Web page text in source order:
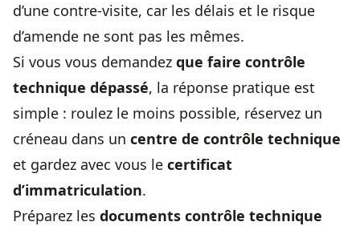
d’une contre-visite, car les délais et le risque
d’amende ne sont pas les mêmes.
Si vous vous demandez que faire contrôle
technique dépassé, la réponse pratique est
simple : roulez le moins possible, réservez un
créneau dans un centre de contrôle technique
et gardez avec vous le certificat
d’immatriculation.
Préparez les documents contrôle technique